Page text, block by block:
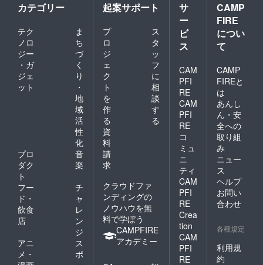
（生）のリレー、わた
（生）をどう使うの
か。取材を通して、編
者自身にもそう問われ
ているように感じまし
た。
カテゴリー
テク
ノロ
ジー
・ガ
ジェ
ット
ま
ち
づ
く
り
・
地
域
活
性
化
プロ
ダク
ト
音
楽
フー
ド・
飲食
店
チ
ャ
レ
ン
ジ
アニ
メ・
ス
ポ
起案サポート
プ
ロ
ジ
ェ
ク
ト
を
作
る
ス
タ
ッ
フ
に
相
談
す
る
資
料
請
求
クラウドファ
ンディングの
ノウハウを無
料で学ぼう
CAMPFIRE
アカデミー
サ
ー
ビ
ス
CAM
PFI
RE
CAM
PFI
RE
コ
ミュ
ニ
ティ
CAM
PFI
RE
Crea
tion
CAM
PFI
RE
CAMP
FIRE
につい
て
CAMP
FIREと
は
あんし
ん・安
全への
取り組
み
ニュー
ス
ヘルプ
お問い
合わせ
各種規定
利用規
約